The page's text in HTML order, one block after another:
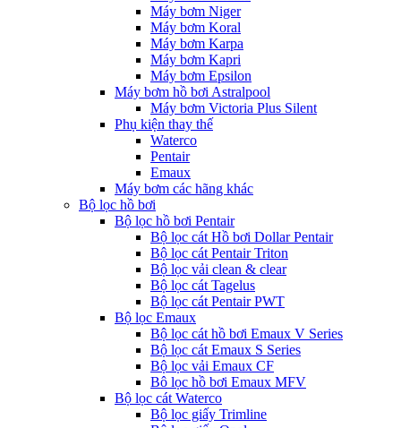
Máy bơm Niger
Máy bơm Koral
Máy bơm Karpa
Máy bơm Kapri
Máy bơm Epsilon
Máy bơm hồ bơi Astralpool
Máy bơm Victoria Plus Silent
Phụ kiện thay thế
Waterco
Pentair
Emaux
Máy bơm các hãng khác
Bộ lọc hồ bơi
Bộ lọc hồ bơi Pentair
Bộ lọc cát Hồ bơi Dollar Pentair
Bộ lọc cát Pentair Triton
Bộ lọc vải clean & clear
Bộ lọc cát Tagelus
Bộ lọc cát Pentair PWT
Bộ lọc Emaux
Bộ lọc cát hồ bơi Emaux V Series
Bộ lọc cát Emaux S Series
Bộ lọc vải Emaux CF
Bô lọc hồ bơi Emaux MFV
Bộ lọc cát Waterco
Bộ lọc giấy Trimline